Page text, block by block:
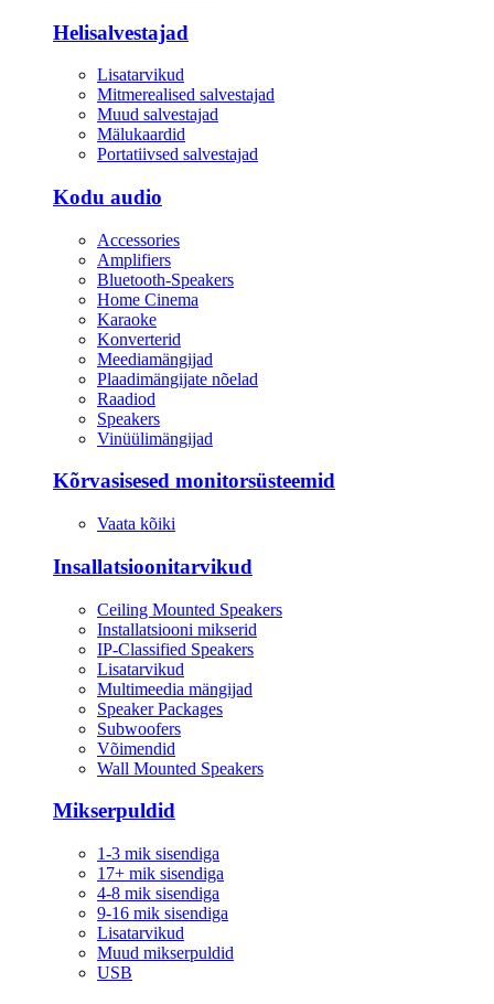
Helisalvestajad
Lisatarvikud
Mitmerealised salvestajad
Muud salvestajad
Mälukaardid
Portatiivsed salvestajad
Kodu audio
Accessories
Amplifiers
Bluetooth-Speakers
Home Cinema
Karaoke
Konverterid
Meediamängijad
Plaadimängijate nõelad
Raadiod
Speakers
Vinüülimängijad
Kõrvasisesed monitorsüsteemid
Vaata kõiki
Insallatsioonitarvikud
Ceiling Mounted Speakers
Installatsiooni mikserid
IP-Classified Speakers
Lisatarvikud
Multimeedia mängijad
Speaker Packages
Subwoofers
Võimendid
Wall Mounted Speakers
Mikserpuldid
1-3 mik sisendiga
17+ mik sisendiga
4-8 mik sisendiga
9-16 mik sisendiga
Lisatarvikud
Muud mikserpuldid
USB